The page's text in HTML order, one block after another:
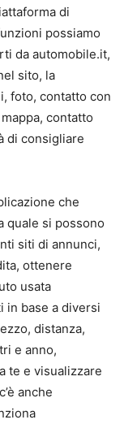
di
possiamo
da automobile.it,
sito, la
foto, contatto con
contatto
di consigliare
che
quale si possono
siti di annunci,
ottenere
usata
in base a diversi
distanza,
e anno,
te e visualizzare
anche